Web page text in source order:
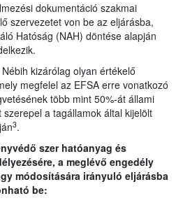
dokumentáció szakmai
szervezetet von be az eljárásba,
Hatóság (NAH) döntése alapján
kizárólag olyan értékelő
megfelel az EFSA erre vonatkozó
több mint 50%-át állami
a tagállamok által kijelölt
3.
szer hatóanyag és
a meglévő engedély
módosítására irányuló eljárásba
be: